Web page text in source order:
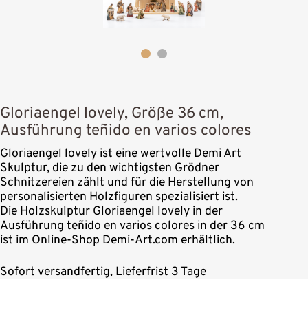
Gloriaengel lovely, Größe 36 cm,
Ausführung teñido en varios colores
Gloriaengel lovely ist eine wertvolle Demi Art
Skulptur, die zu den wichtigsten Grödner
Schnitzereien zählt und für die Herstellung von
personalisierten Holzfiguren spezialisiert ist.
Die Holzskulptur Gloriaengel lovely in der
Ausführung teñido en varios colores in der 36 cm
ist im Online-Shop Demi-Art.com erhältlich.
Sofort versandfertig, Lieferfrist 3 Tage